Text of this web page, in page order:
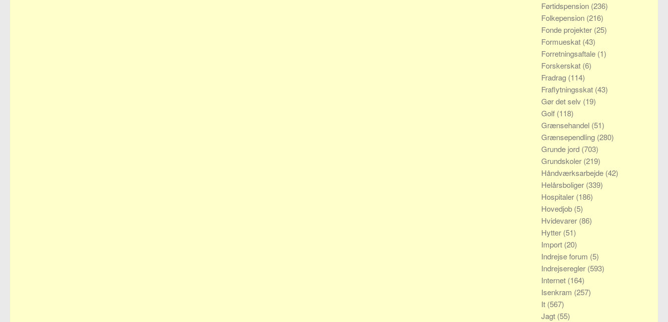
Førtidspension (236)
Folkepension (216)
Fonde projekter (25)
Formueskat (43)
Forretningsaftale (1)
Forskerskat (6)
Fradrag (114)
Fraflytningsskat (43)
Gør det selv (19)
Golf (118)
Grænsehandel (51)
Grænsependling (280)
Grunde jord (703)
Grundskoler (219)
Håndværksarbejde (42)
Helårsboliger (339)
Hospitaler (186)
Hovedjob (5)
Hvidevarer (86)
Hytter (51)
Import (20)
Indrejse forum (5)
Indrejseregler (593)
Internet (164)
Isenkram (257)
It (567)
Jagt (55)